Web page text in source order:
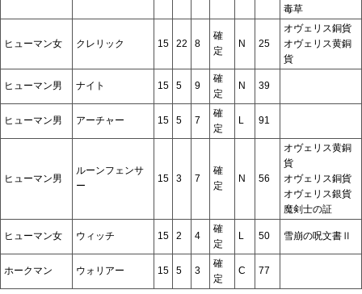
毒草
ヒューマン女 クレリック 15 22 8
確
定
N 25
オヴェリス銅貨
オヴェリス黄銅
貨
ヒューマン男 ナイト 15 5 9
確
定
N 39
ヒューマン男 アーチャー 15 5 7
確
定
L 91
ヒューマン男
ルーンフェンサ
ー
15 3 7
確
定
N 56
オヴェリス黄銅
貨
オヴェリス銅貨
オヴェリス銀貨
魔剣士の証
ヒューマン女 ウィッチ 15 2 4
確
定
L 50 雪崩の呪文書Ⅱ
ホークマン ウォリアー 15 5 3
確
定
C 77